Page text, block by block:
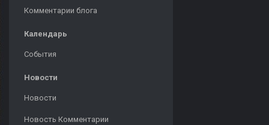
Комментарии блога
Календарь
События
Новости
Новости
Новость Комментарии